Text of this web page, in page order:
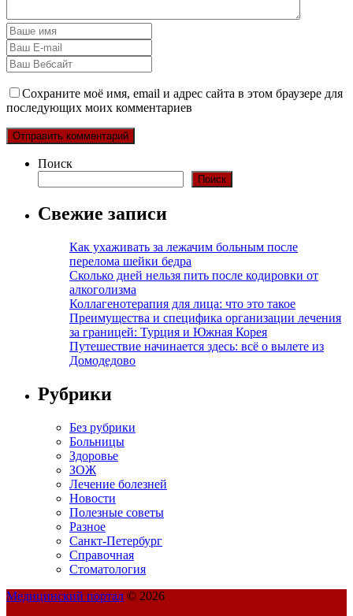
Сохраните моё имя, email и адрес сайта в этом браузере для
последующих моих комментариев
Поиск
Поиск
Свежие записи
Как ухаживать за лежачим больным после
перелома шейки бедра
Сколько дней нельзя пить после кодировки от
алкоголизма
Коллагенотерапия для лица: что это такое
Преимущества и специфика организации лечения
за границей: Турция и Южная Корея
Путешествие начинается здесь: всё о вылете из
Домодедово
Рубрики
Без рубрики
Больницы
Здоровье
ЗОЖ
Лечение болезней
Новости
Полезные советы
Разное
Санкт-Петербург
Справочная
Стоматология
Медицинский портал © 2026